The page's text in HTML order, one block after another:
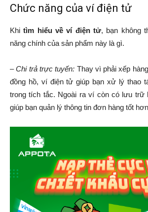
Chức năng của ví điện tử
Khitìm hiểu về ví điện tử, bạn không
năng chính của sản phẩm này là gì.
–Chi trả trực tuyến: Thay vì phải xếp
đồng hồ, ví điện tử giúp bạn xử lý thao
trong tích tắc. Ngoài ra ví còn có lưu trữ
giúp bạn quản lý thông tin đơn hàng tốt